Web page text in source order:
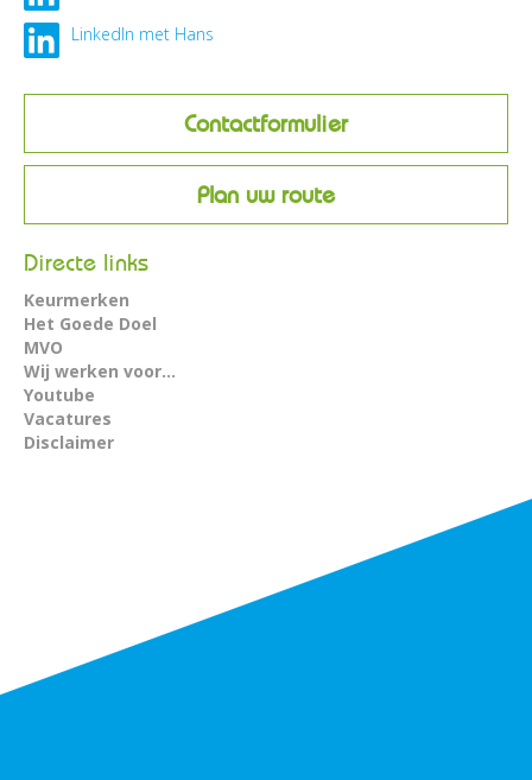
LinkedIn met Hans
Contactformulier
Plan uw route
Directe links
Keurmerken
Het Goede Doel
MVO
Wij werken voor...
Youtube
Vacatures
Disclaimer